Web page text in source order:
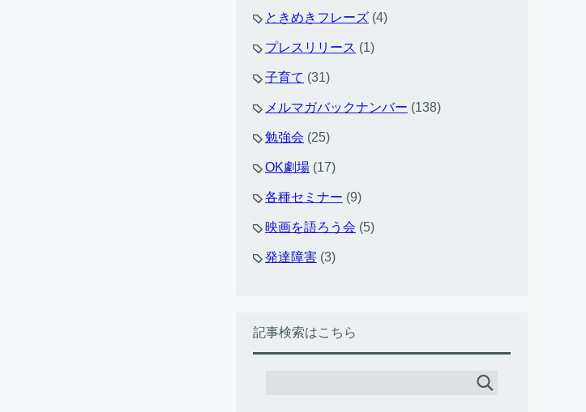
ときめきフレーズ (4)
プレスリリース (1)
子育て (31)
メルマガバックナンバー (138)
勉強会 (25)
OK劇場 (17)
各種セミナー (9)
映画を語ろう会 (5)
発達障害 (3)
記事検索はこちら